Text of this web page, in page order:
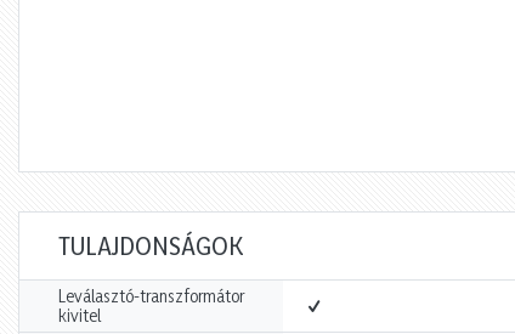
TULAJDONSÁGOK
Leválasztó-transzformátor
kivitel